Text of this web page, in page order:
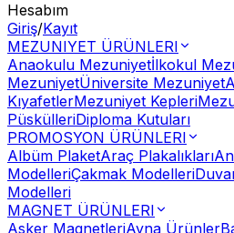
Hesabım
Giriş/Kayıt
MEZUNIYET ÜRÜNLERI
Anaokulu Mezuniyetİlkokul
MezuniyetÜniversite Mezuniyet
KıyafetlerMezuniyet Kepleri
PüskülleriDiploma Kutuları
PROMOSYON ÜRÜNLERI
Albüm PlaketAraç Plakalıkları
ModelleriÇakmak Modelleri
Modelleri
MAGNET ÜRÜNLERI
Asker MagnetleriAyna Ürünler